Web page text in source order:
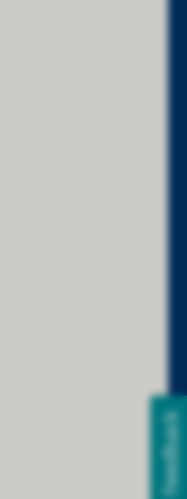
Feedback